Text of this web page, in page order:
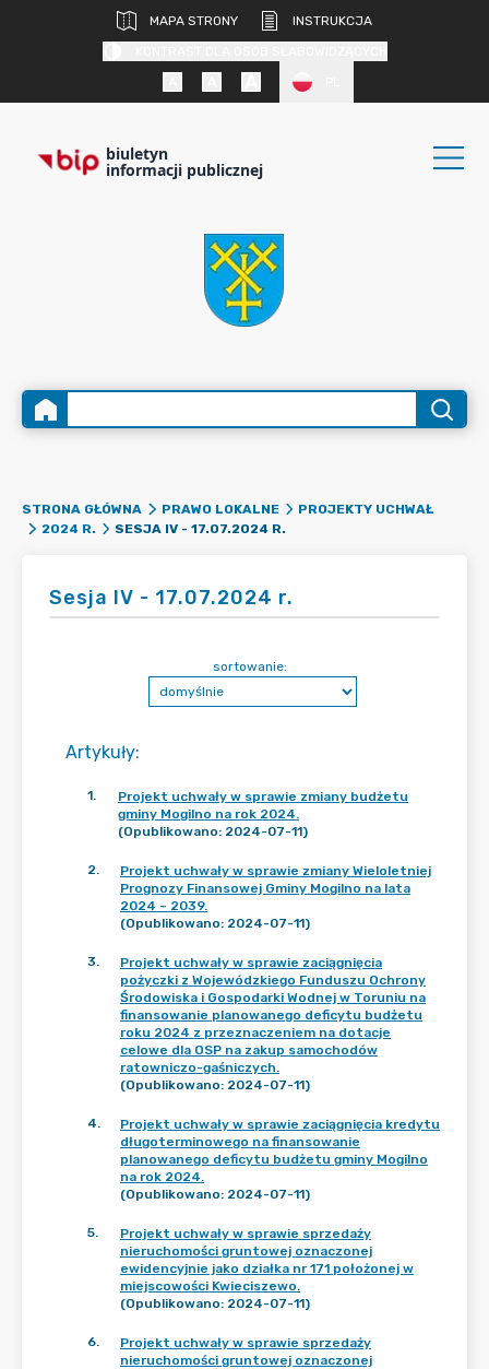
MAPA STRONY
INSTRUKCJA
biuletyn
informacji publicznej
STRONA GŁÓWNA PRAWO LOKALNE
PROJEKTY UCHWAŁ
2024 R.
SESJA IV - 17.07.2024 R.
Sesja IV - 17.07.2024 r.
Artykuły:
sortowanie:
1.
Projekt uchwały w sprawie zmiany budżetu
gminy Mogilno na rok 2024.
(Opublikowano: 2024-07-11)
2.
Projekt uchwały w sprawie zmiany Wieloletniej
Prognozy Finansowej Gminy Mogilno na lata
2024 – 2039.
(Opublikowano: 2024-07-11)
3.
Projekt uchwały w sprawie zaciągnięcia
pożyczki z Wojewódzkiego Funduszu Ochrony
Środowiska i Gospodarki Wodnej w Toruniu na
finansowanie planowanego deficytu budżetu
roku 2024 z przeznaczeniem na dotacje
celowe dla OSP na zakup samochodów
ratowniczo-gaśniczych.
(Opublikowano: 2024-07-11)
4.
Projekt uchwały w sprawie zaciągnięcia kredytu
długoterminowego na finansowanie
planowanego deficytu budżetu gminy Mogilno
na rok 2024.
(Opublikowano: 2024-07-11)
5.
Projekt uchwały w sprawie sprzedaży
nieruchomości gruntowej oznaczonej
ewidencyjnie jako działka nr 171 położonej w
miejscowości Kwieciszewo.
(Opublikowano: 2024-07-11)
6.
Projekt uchwały w sprawie sprzedaży
nieruchomości gruntowej oznaczonej